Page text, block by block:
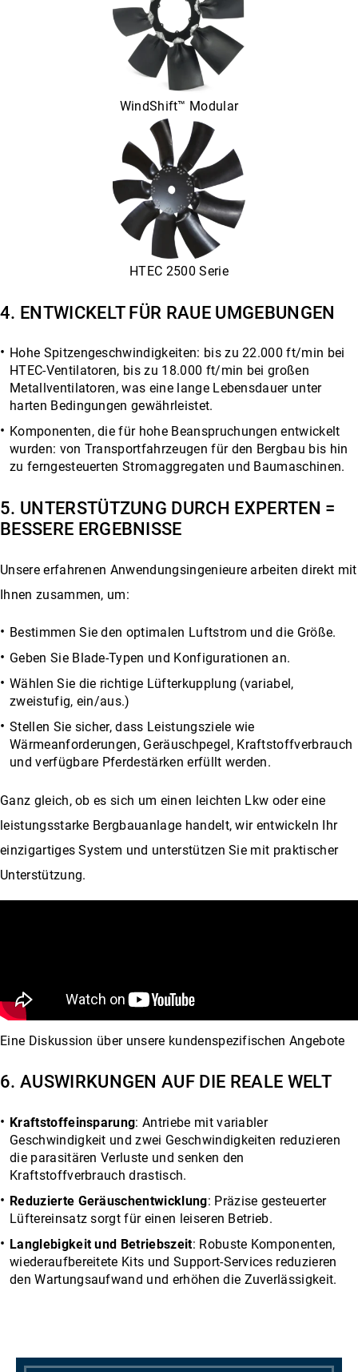
WindShift™ Modular
HTEC 2500 Serie
4. ENTWICKELT FÜR RAUE UMGEBUNGEN
Hohe Spitzengeschwindigkeiten: bis zu 22.000 ft/min bei
HTEC-Ventilatoren, bis zu 18.000 ft/min bei großen
Metallventilatoren, was eine lange Lebensdauer unter
harten Bedingungen gewährleistet.
Komponenten, die für hohe Beanspruchungen entwickelt
wurden: von Transportfahrzeugen für den Bergbau bis hin
zu ferngesteuerten Stromaggregaten und Baumaschinen.
5. UNTERSTÜTZUNG DURCH EXPERTEN =
BESSERE ERGEBNISSE
Unsere erfahrenen Anwendungsingenieure arbeiten direkt mit
Ihnen zusammen, um:
Bestimmen Sie den optimalen Luftstrom und die Größe.
Geben Sie Blade-Typen und Konfigurationen an.
Wählen Sie die richtige Lüfterkupplung (variabel,
zweistufig, ein/aus.)
Stellen Sie sicher, dass Leistungsziele wie
Wärmeanforderungen, Geräuschpegel, Kraftstoffverbrauch
und verfügbare Pferdestärken erfüllt werden.
Ganz gleich, ob es sich um einen leichten Lkw oder eine
leistungsstarke Bergbauanlage handelt, wir entwickeln Ihr
einzigartiges System und unterstützen Sie mit praktischer
Unterstützung.
Eine Diskussion über unsere kundenspezifischen Angebote
6. AUSWIRKUNGEN AUF DIE REALE WELT
Kraftstoffeinsparung: Antriebe mit variabler
Geschwindigkeit und zwei Geschwindigkeiten reduzieren
die parasitären Verluste und senken den
Kraftstoffverbrauch drastisch.
Reduzierte Geräuschentwicklung: Präzise gesteuerter
Lüftereinsatz sorgt für einen leiseren Betrieb.
Langlebigkeit und Betriebszeit: Robuste Komponenten,
wiederaufbereitete Kits und Support-Services reduzieren
den Wartungsaufwand und erhöhen die Zuverlässigkeit.